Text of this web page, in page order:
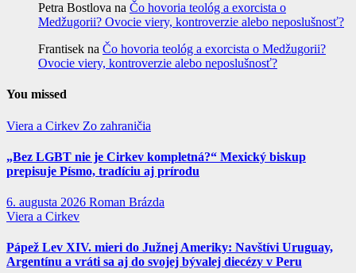
Petra Bostlova na Čo hovoria teológ a exorcista o
Medžugorii? Ovocie viery, kontroverzie alebo neposlušnosť?
Frantisek na Čo hovoria teológ a exorcista o Medžugorii?
Ovocie viery, kontroverzie alebo neposlušnosť?
You missed
Viera a Cirkev Zo zahraničia
„Bez LGBT nie je Cirkev kompletná?“ Mexický biskup
prepisuje Písmo, tradíciu aj prírodu
6. augusta 2026 Roman Brázda
Viera a Cirkev
Pápež Lev XIV. mieri do Južnej Ameriky: Navštívi Uruguay,
Argentínu a vráti sa aj do svojej bývalej diecézy v Peru